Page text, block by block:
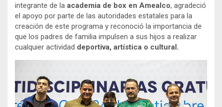
integrante de la academia de box en Amealco, agradeció
el apoyo por parte de las autoridades estatales para la
creación de este programa y reconoció la importancia de
que los padres de familia impulsen a sus hijos a realizar
cualquier actividad deportiva, artística o cultural.